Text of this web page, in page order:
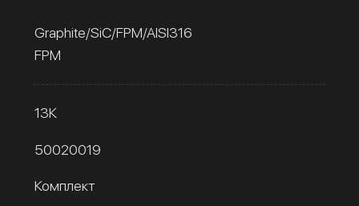
Graphite/SiC/FPM/AISI316
FPM
13К
50020019
Комплект